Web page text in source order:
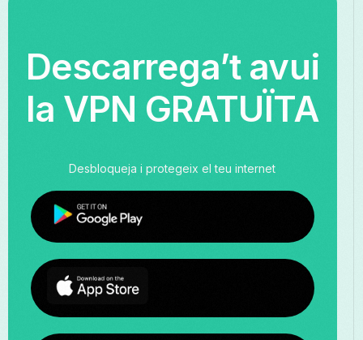
Descarrega’t avui
la VPN GRATUÏTA
Desbloqueja i protegeix el teu internet